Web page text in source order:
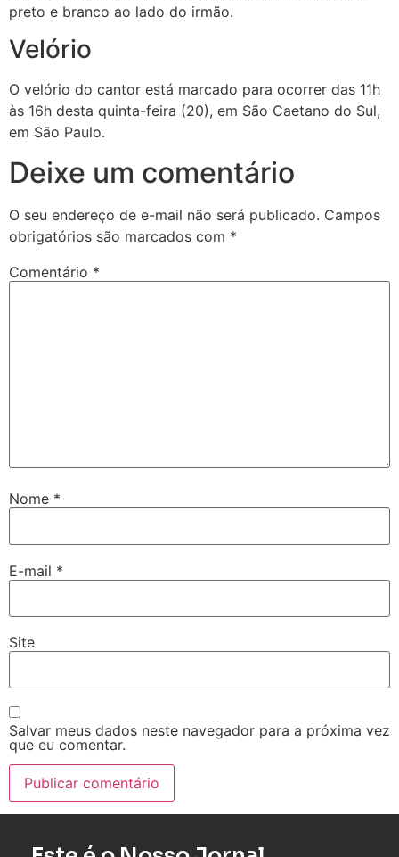
preto e branco ao lado do irmão.
Velório
O velório do cantor está marcado para ocorrer das 11h
às 16h desta quinta-feira (20), em São Caetano do Sul,
em São Paulo.
Deixe um comentário
O seu endereço de e-mail não será publicado. Campos
obrigatórios são marcados com *
Comentário *
Nome *
E-mail *
Site
Salvar meus dados neste navegador para a próxima vez
que eu comentar.